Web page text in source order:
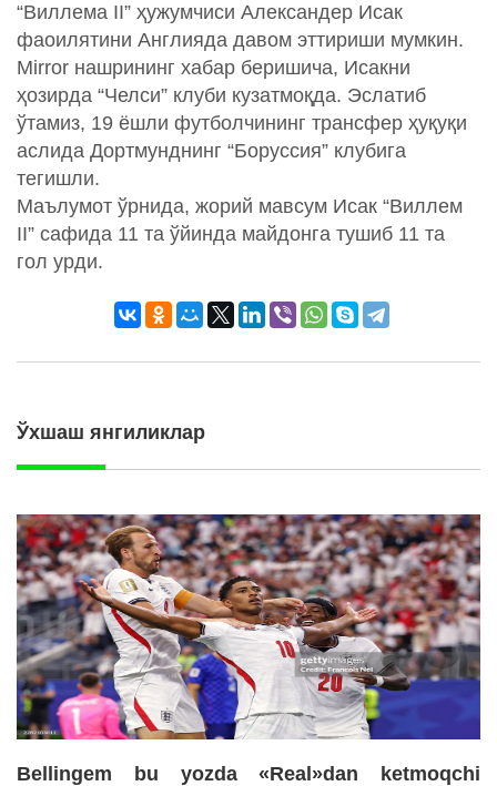
“Виллема II” ҳужумчиси Александер Исак
фаоилятини Англияда давом эттириши мумкин.
Mirror нашрининг хабар беришича, Исакни
ҳозирда “Челси” клуби кузатмоқда. Эслатиб
ўтамиз, 19 ёшли футболчининг трансфер ҳуқуқи
аслида Дортмунднинг “Боруссия” клубига
тегишли.
Маълумот ўрнида, жорий мавсум Исак “Виллем
II” сафида 11 та ўйинда майдонга тушиб 11 та
гол урди.
Ўхшаш янгиликлар
Bellingem bu yozda «Real»dan ketmoqchi